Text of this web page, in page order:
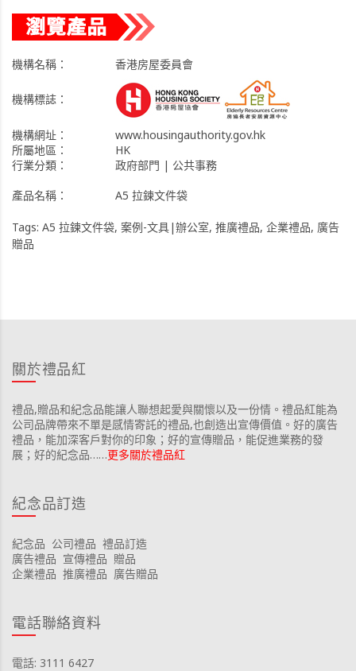
機構名稱： 香港房屋委員會
機構標誌：
機構網址：
www.housingauthority.gov.hk
所屬地區：
HK
行業分類：
政府部門 | 公共事務
產品名稱：
A5 拉鍊文件袋
Tags: A5 拉鍊文件袋, 案例-文具|辦公室, 推廣禮品, 企業禮品, 廣告
贈品
關於禮品紅
禮品,贈品和紀念品能讓人聯想起愛與關懷以及一份情。禮品紅能為
公司品牌帶來不單是感情寄託的禮品,也創造出宣傳價值。好的廣告
禮品，能加深客戶對你的印象；好的宣傳贈品，能促進業務的發
展；好的紀念品……更多關於禮品紅
紀念品訂造
紀念品 公司禮品 禮品訂造
廣告禮品 宣傳禮品 贈品
企業禮品 推廣禮品 廣告贈品
電話聯絡資料
電話: 3111 6427